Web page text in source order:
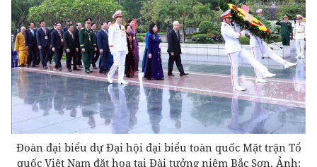
Đoàn đại biểu dự Đại hội đại biểu toàn quốc Mặt trận Tổ
quốc Việt Nam đặt hoa tại Đài tưởng niệm Bắc Sơn. Ảnh: